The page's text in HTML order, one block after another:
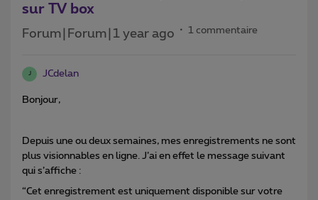
sur TV box
Forum|Forum|1 year ago 1 commentaire
J JCdelan
Bonjour,
Depuis une ou deux semaines, mes enregistrements ne sont
plus visionnables en ligne. J’ai en effet le message suivant
qui s’affiche :
“Cet enregistrement est uniquement disponible sur votre